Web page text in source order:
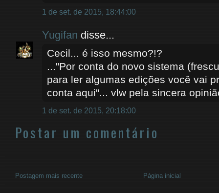
1 de set. de 2015, 18:44:00
Yugifan disse...
Cecil... é isso mesmo?!?
..."Por conta do novo sistema
para ler algumas edições você vai
conta aqui"... vlw pela sincera
1 de set. de 2015, 20:18:00
Postar um comentário
Postagem mais recente Página inicial